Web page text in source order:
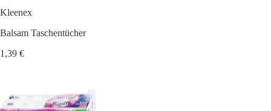
Kleenex
Balsam Taschentücher
1,39 €